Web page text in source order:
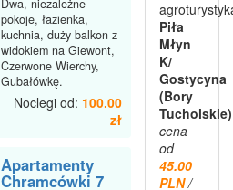
Dwa, niezależne
pokoje, łazienka,
kuchnia, duży balkon z
widokiem na Giewont,
Czerwone Wierchy,
Gubałówkę.
Noclegi od: 100.00
zł
Apartamenty
Chramcówki 7
Piła
Młyn
K/
Gostycyna
(Bory
Tucholskie)
cena
od
45.00
PLN/